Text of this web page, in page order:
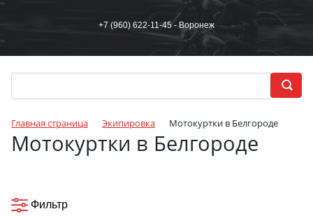
+7 (960) 622-11-45 - Воронеж
Главная страница Экипировка Мотокуртки в Белгороде
Мотокуртки в Белгороде
Фильтр